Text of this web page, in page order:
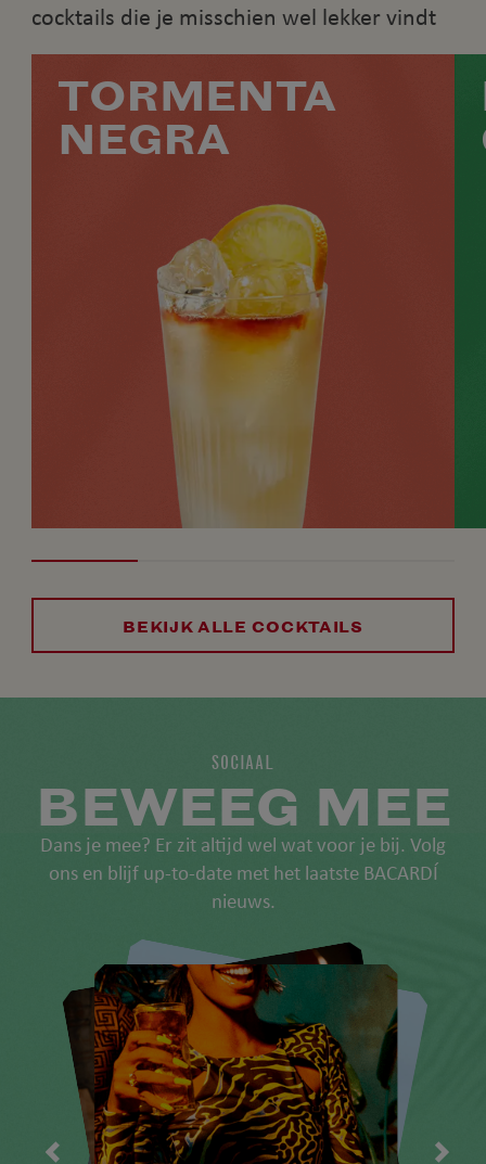
cocktails die je misschien wel lekker vindt
TORMENTA
NEGRA
BEKIJK ALLE COCKTAILS
SOCIAAL
BEWEEG MEE
Dans je mee? Er zit altijd wel wat voor je bij. Volg
ons en blijf up-to-date met het laatste BACARDÍ
nieuws.